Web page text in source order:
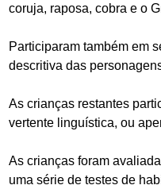
coruja, raposa, cobra e o
Participaram também em
descritiva das
As crianças restantes
vertente linguística, ou
As crianças foram
uma série de testes de